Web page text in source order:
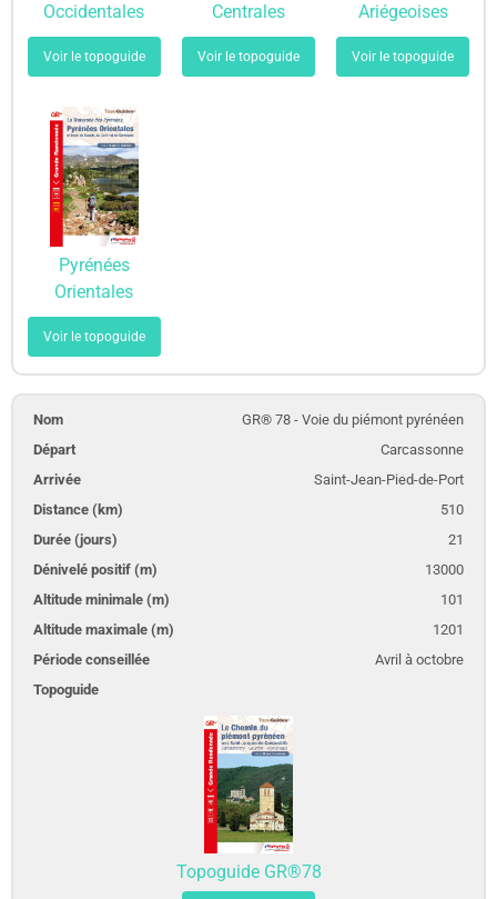
Occidentales
Voir le topoguide
Centrales
Voir le topoguide
Ariégeoises
Voir le topoguide
Pyrénées
Orientales
Voir le topoguide
GR® 78 - Voie du piémont pyrénéen
Carcassonne
Saint-Jean-Pied-de-Port
510
21
13000
101
1201
Avril à octobre
Topoguide GR®78